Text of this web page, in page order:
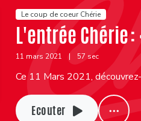
Le coup de coeur Chérie
L'entrée Chérie
11 mars 2021 | 57 sec
Ce 11 Mars 2021,
Ecouter